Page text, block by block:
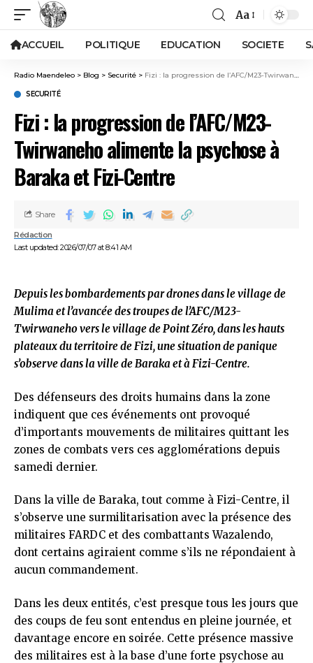
Aa
ACCUEIL POLITIQUE EDUCATION SOCIETE
Radio Maendeleo > Blog > Securité > Fizi : la progression de l’AFC/M23-Twirwaneho alimente la psychose à Baraka et Fizi-Centre
SECURITÉ
Fizi : la progression de l’AFC/M23-
Twirwaneho alimente la psychose à
Baraka et Fizi-Centre
Last updated: 2026/07/07 at 8:41 AM
Rédaction
Share
Depuis les bombardements par drones dans le village de
Mulima et l’avancée des troupes de l’AFC/M23-
Twirwaneho vers le village de Point Zéro, dans les hauts
plateaux du territoire de Fizi, une situation de panique
s’observe dans la ville de Baraka et à Fizi-Centre.
Des défenseurs des droits humains dans la zone
indiquent que ces événements ont provoqué
d’importants mouvements de militaires quittant les
zones de combats vers ces agglomérations depuis
samedi dernier.
Dans la ville de Baraka, tout comme à Fizi-Centre, il
s’observe une surmilitarisation avec la présence des
militaires FARDC et des combattants Wazalendo,
dont certains agiraient comme s’ils ne répondaient à
aucun commandement.
Dans les deux entités, c’est presque tous les jours que
des coups de feu sont entendus en pleine journée, et
davantage encore en soirée. Cette présence massive
des militaires est à la base d’une forte psychose au